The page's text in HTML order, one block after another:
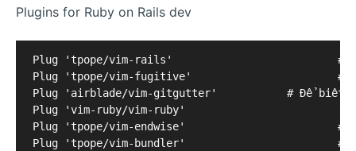
Plugins for Ruby on Rails dev
Plug 'tpope/vim-rails'				# Awesome plugin for Rails dev. Đây có lẽ là plugin mình dùng nhiều nhất =]]
Plug 'tpope/vim-fugitive'			# Git for Vim. Mình chủ yếu dùng mapping <Leader>bl :Gblame<CR>
Plug 'airblade/vim-gitgutter'		# Để biết bạn thêm/ xoá, sửa dòng nào trong git project
Plug 'vim-ruby/vim-ruby'
Plug 'tpope/vim-endwise'			# Auto add `end` key for `if, do, def, ...`
Plug 'tpope/vim-bundler'			# Bundler quickly in Vim